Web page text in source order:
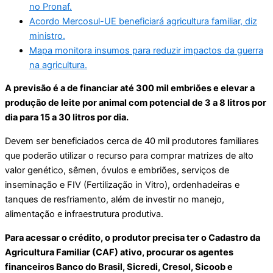
no Pronaf.
Acordo Mercosul-UE beneficiará agricultura familiar, diz
ministro.
Mapa monitora insumos para reduzir impactos da guerra
na agricultura.
A previsão é a de financiar até 300 mil embriões e elevar a
produção de leite por animal com potencial de 3 a 8 litros por
dia para 15 a 30 litros por dia.
Devem ser beneficiados cerca de 40 mil produtores familiares
que poderão utilizar o recurso para comprar matrizes de alto
valor genético, sêmen, óvulos e embriões, serviços de
inseminação e FIV (Fertilização in Vitro), ordenhadeiras e
tanques de resfriamento, além de investir no manejo,
alimentação e infraestrutura produtiva.
Para acessar o crédito, o produtor precisa ter o Cadastro da
Agricultura Familiar (CAF) ativo, procurar os agentes
financeiros Banco do Brasil, Sicredi, Cresol, Sicoob e